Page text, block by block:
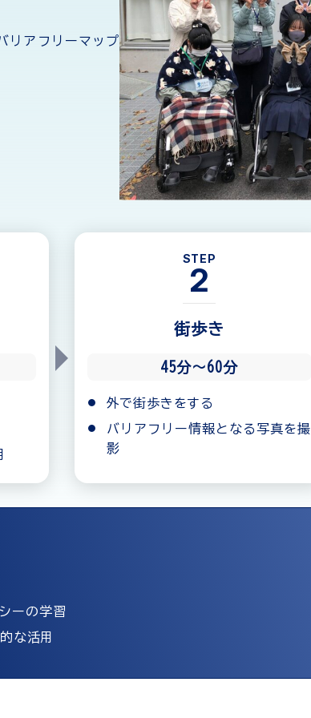
リアフリーマップ
STEP
2
街歩き
45分〜60分
外で街歩きをする
バリアフリー情報となる写真を撮
影
ーの学習
な活用